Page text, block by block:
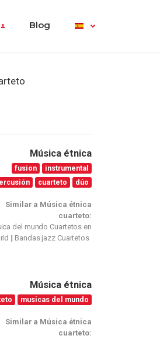
Blog
Música étnica
fusion
instrumental
cuarteto dúo
Similar a Música étnica
cuarteto:
del mundo Cuartetos en
Bandas jazz Cuartetos
Música étnica
musicas del mundo
Similar a Música étnica
cuarteto: